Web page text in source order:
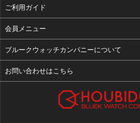
ご利用ガイド
よくある質問
支払い・送料
お客様の声
会員メニュー
ログイン
お気に入り
ブルークウォッチカンパニーについて
会社概要
お問い合わせはこちら